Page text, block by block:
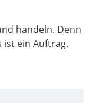
handeln. Denn
ist ein Auftrag.